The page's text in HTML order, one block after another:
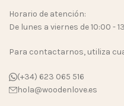
Horario de atención:
De lunes a viernes de 10:00 -
Para contactarnos, utiliza
(+34) 623 065 516
hola@woodenlove.es